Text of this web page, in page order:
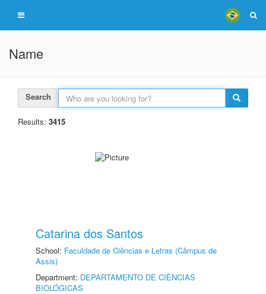
Name
Search
Results: 3415
Catarina dos Santos
School: Faculdade de Ciências e Letras (Câmpus de
Assis)
Department: DEPARTAMENTO DE CIÊNCIAS
BIOLÓGICAS